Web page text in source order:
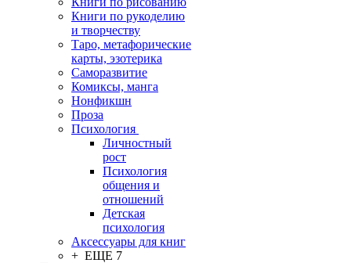
Книги по рукоделию
и творчеству
Таро, метафорические
карты, эзотерика
Саморазвитие
Комиксы, манга
Нонфикшн
Проза
Психология
Личностный
рост
Психология
общения и
отношений
Детская
психология
Аксессуары для книг
+ ЕЩЕ 7